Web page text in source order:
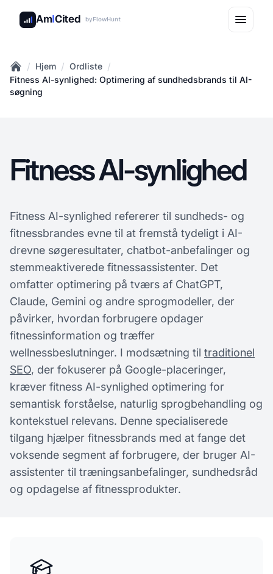
AmICited byFlowHunt
Home
/ Hjem / Ordliste /
Fitness AI-synlighed: Optimering af sundhedsbrands til AI-
søgning
Fitness AI-synlighed
Fitness AI-synlighed refererer til sundheds- og
fitnessbrandes evne til at fremstå tydeligt i AI-
drevne søgeresultater, chatbot-anbefalinger og
stemmeaktiverede fitnessassistenter. Det
omfatter optimering på tværs af ChatGPT,
Claude, Gemini og andre sprogmodeller, der
påvirker, hvordan forbrugere opdager
fitnessinformation og træffer
wellnessbeslutninger. I modsætning til traditionel
SEO, der fokuserer på Google-placeringer,
kræver fitness AI-synlighed optimering for
semantisk forståelse, naturlig sprogbehandling og
kontekstuel relevans. Denne specialiserede
tilgang hjælper fitnessbrands med at fange det
voksende segment af forbrugere, der bruger AI-
assistenter til træningsanbefalinger, sundhedsråd
og opdagelse af fitnessprodukter.